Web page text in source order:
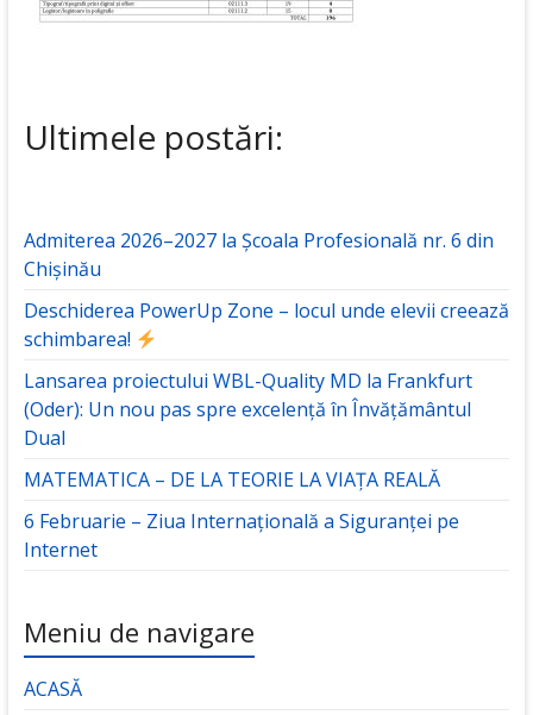
Ultimele postări:
Admiterea 2026–2027 la Școala Profesională nr. 6 din
Chișinău
Deschiderea PowerUp Zone – locul unde elevii creează
schimbarea!
Lansarea proiectului WBL-Quality MD la Frankfurt
(Oder): Un nou pas spre excelență în Învățământul
Dual
MATEMATICA – DE LA TEORIE LA VIAȚA REALĂ
6 Februarie – Ziua Internațională a Siguranței pe
Internet
Meniu de navigare
ACASĂ